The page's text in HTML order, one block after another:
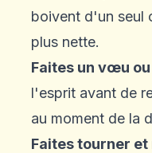
boivent d'un seul
plus nette.
Faites un vœu
l'esprit avant de
au moment de la
Faites tourner